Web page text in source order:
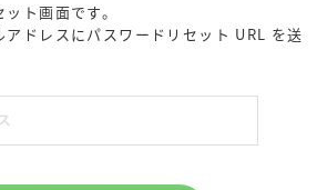
ト画面です。
アドレスにパスワードリセット URL を送